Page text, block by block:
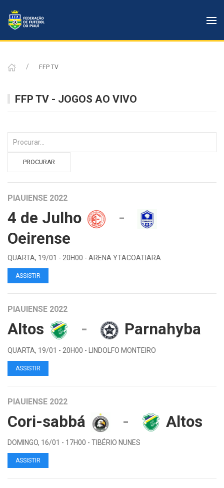
FFP TV
FFP TV - JOGOS AO VIVO
PIAUIENSE 2022
4 de Julho
-
Oeirense
QUARTA, 19/01 - 20H00 - ARENA YTACOATIARA
ASSISTIR
PIAUIENSE 2022
Altos - Parnahyba
QUARTA, 19/01 - 20H00 - LINDOLFO MONTEIRO
ASSISTIR
PIAUIENSE 2022
Cori-sabbá - Altos
DOMINGO, 16/01 - 17H00 - TIBÉRIO NUNES
ASSISTIR